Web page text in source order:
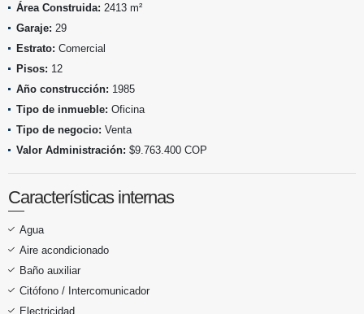
Área Construida: 2413 m²
Garaje: 29
Estrato: Comercial
Pisos: 12
Año construcción: 1985
Tipo de inmueble: Oficina
Tipo de negocio: Venta
Valor Administración: $9.763.400 COP
Características internas
Agua
Aire acondicionado
Baño auxiliar
Citófono / Intercomunicador
Electricidad